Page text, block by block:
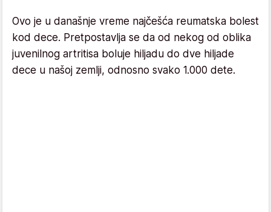
Ovo je u današnje vreme najčešća reumatska bolest
kod dece. Pretpostavlja se da od nekog od oblika
juvenilnog artritisa boluje hiljadu do dve hiljade
dece u našoj zemlji, odnosno svako 1.000 dete.